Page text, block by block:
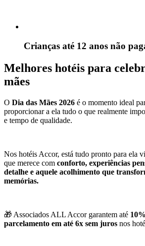
Crianças até 12 anos não
Melhores hotéis para
mães
O Dia das Mães 2026 é o momento ideal
proporcionar a ela tudo o que realmente
e tempo de qualidade.
Nos hotéis Accor, está tudo pronto para ela
que merece com conforto, experiências
detalhe e aquele acolhimento que
memórias.
🎁 Associados ALL Accor garantem até
parcelamento em até 6x sem juros nos